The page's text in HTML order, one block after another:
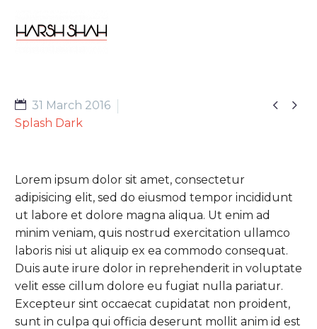
 
31 March 2016
Splash Dark
Lorem ipsum dolor sit amet, consectetur
adipisicing elit, sed do eiusmod tempor incididunt
ut labore et dolore magna aliqua. Ut enim ad
minim veniam, quis nostrud exercitation ullamco
laboris nisi ut aliquip ex ea commodo consequat.
Duis aute irure dolor in reprehenderit in voluptate
velit esse cillum dolore eu fugiat nulla pariatur.
Excepteur sint occaecat cupidatat non proident,
sunt in culpa qui officia deserunt mollit anim id est